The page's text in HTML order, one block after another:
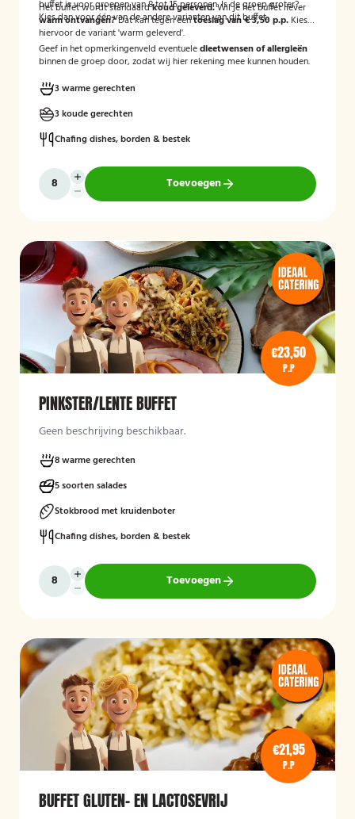
buffet is voor groepen van 8 tot 15 personen. Is de groep groter?
Kies dan voor één van de andere varianten van dit buffet.
Het buffet wordt standaardkoud geleverd.Wil je het buffet liever
warm ontvangen?Dat kan tegen eentoeslag van € 3,50 p.p. Kies
hiervoor de variant 'warm geleverd'.
Geef in het opmerkingenveld eventueledieetwensen of allergieën
binnen de groep door, zodat wij hier rekening mee kunnen houden.
3 warme gerechten
3 koude gerechten
Chafing dishes, borden & bestek
Toevoegen
€23,50
P.P
PINKSTER/LENTE BUFFET
Geen beschrijving beschikbaar.
8 warme gerechten
5 soorten salades
Stokbrood met kruidenboter
Chafing dishes, borden & bestek
Toevoegen
€21,95
P.P
BUFFET GLUTEN- EN LACTOSEVRIJ